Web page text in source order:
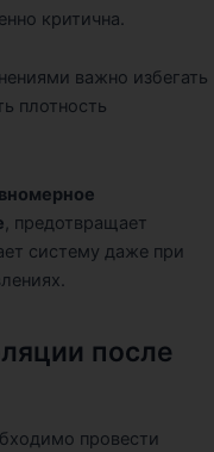
критична.
важно избегать
плотность
, предотвращает
систему даже при
после
провести